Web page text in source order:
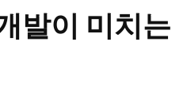
발이 미치는